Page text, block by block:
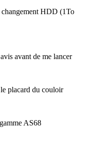
HDD (1To
avant de me lancer
placard du couloir
AS68